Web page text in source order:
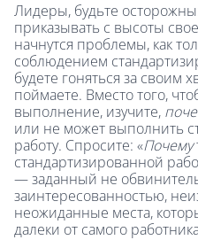
Лидеры, будьте
приказывать с высоты
начнутся проблемы, как
соблюдением
будете гоняться за своим
поймаете. Вместо того,
выполнение, изучите,
или не может выполнить
работу. Спросите: «Почему
стандартизированной
— заданный не
заинтересованностью,
неожиданные места,
далеки от самого